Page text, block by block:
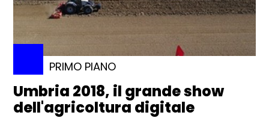
PRIMO PIANO
Umbria 2018, il grande show
dell'agricoltura digitale